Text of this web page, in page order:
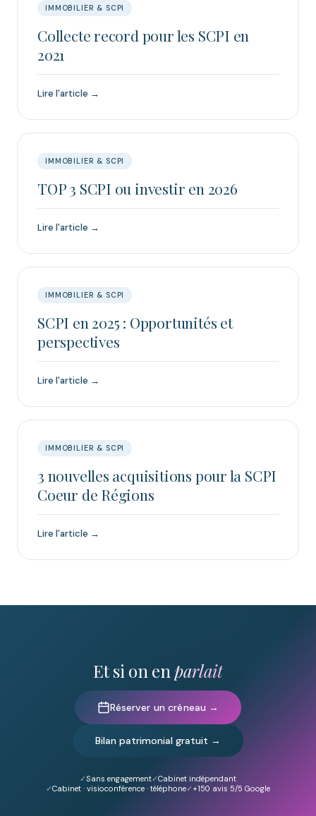
IMMOBILIER & SCPI
Collecte record pour les SCPI en
2021
Lire l'article →
IMMOBILIER & SCPI
TOP 3 SCPI ou investir en 2026
Lire l'article →
IMMOBILIER & SCPI
SCPI en 2025 : Opportunités et
perspectives
Lire l'article →
IMMOBILIER & SCPI
3 nouvelles acquisitions pour la SCPI
Coeur de Régions
Lire l'article →
Et si on enparlait
Réserver un créneau →
Bilan patrimonial gratuit →
Sans engagement
Cabinet indépendant
Cabinet · visioconférence · téléphone
+150 avis 5/5 Google